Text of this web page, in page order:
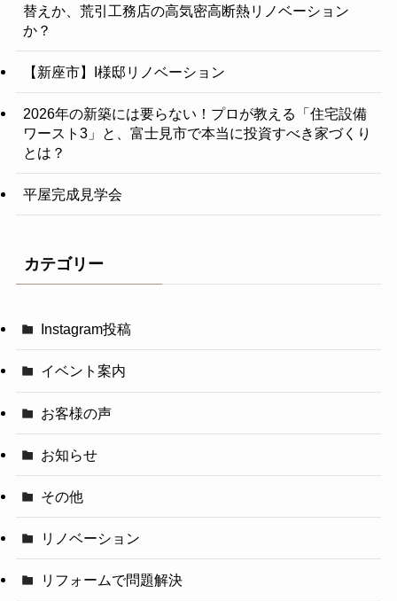
替えか、荒引工務店の高気密高断熱リノベーション
か？
【新座市】I様邸リノベーション
2026年の新築には要らない！プロが教える「住宅設備
ワースト3」と、富士見市で本当に投資すべき家づくり
とは？
平屋完成見学会
カテゴリー
Instagram投稿
イベント案内
お客様の声
お知らせ
その他
リノベーション
リフォームで問題解決